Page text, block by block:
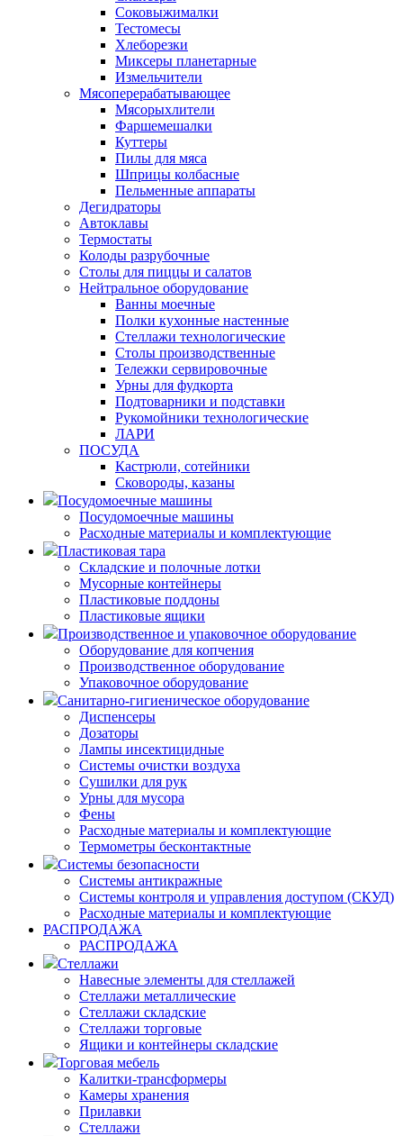
Соковыжималки
Тестомесы
Хлеборезки
Миксеры планетарные
Измельчители
Мясоперерабатывающее
Мясорыхлители
Фаршемешалки
Куттеры
Пилы для мяса
Шприцы колбасные
Пельменные аппараты
Дегидраторы
Автоклавы
Термостаты
Колоды разрубочные
Столы для пиццы и салатов
Нейтральное оборудование
Ванны моечные
Полки кухонные настенные
Стеллажи технологические
Столы производственные
Тележки сервировочные
Урны для фудкорта
Подтоварники и подставки
Рукомойники технологические
ЛАРИ
ПОСУДА
Кастрюли, сотейники
Сковороды, казаны
Посудомоечные машины
Посудомоечные машины
Расходные материалы и комплектующие
Пластиковая тара
Складские и полочные лотки
Мусорные контейнеры
Пластиковые поддоны
Пластиковые ящики
Производственное и упаковочное оборудование
Оборудование для копчения
Производственное оборудование
Упаковочное оборудование
Санитарно-гигиеническое оборудование
Диспенсеры
Дозаторы
Лампы инсектицидные
Системы очистки воздуха
Сушилки для рук
Урны для мусора
Фены
Расходные материалы и комплектующие
Термометры бесконтактные
Системы безопасности
Системы антикражные
Системы контроля и управления доступом (СКУД)
Расходные материалы и комплектующие
РАСПРОДАЖА
РАСПРОДАЖА
Стеллажи
Навесные элементы для стеллажей
Стеллажи металлические
Стеллажи складские
Стеллажи торговые
Ящики и контейнеры складские
Торговая мебель
Калитки-трансформеры
Камеры хранения
Прилавки
Стеллажи